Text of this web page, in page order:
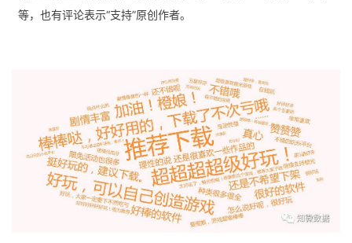
等， 也有评论表示“支持”原创作者。